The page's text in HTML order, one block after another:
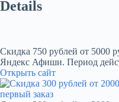
Details
Скидка 750 рублей от 5000
Яндекс Афиши. Период
Открыть сайт